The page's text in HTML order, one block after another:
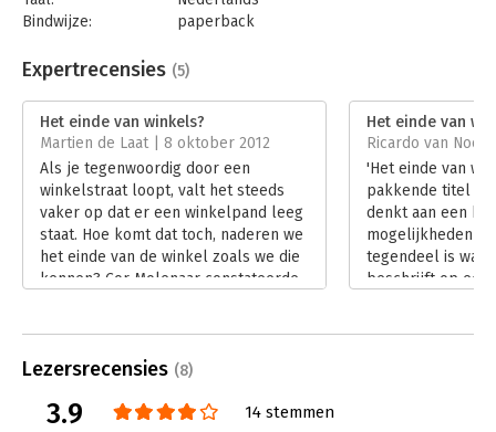
Bindwijze:
paperback
Uitgever:
Boom
Verschijningsdatum:
11-1-2017
Hoofdrubriek: Marketing
Expertrecensies (5)
Het einde van winkels?
Martien de Laat | 8 oktober 2012
Als je tegenwoordig door een
winkelstraat loopt, valt het steeds
vaker op dat er een winkelpand leeg
staat. Hoe komt dat toch, naderen we
het einde van de winkel zoals we die
kennen? Cor Molenaar constateerde
einde van winkels?'
Het einde van
Ricardo van
'Het einde van
pakkende titel
denkt aan een
mogelijkheden
tegendeel is
beschrijft op
Lezersrecensies (8)
3.9 14 stemmen